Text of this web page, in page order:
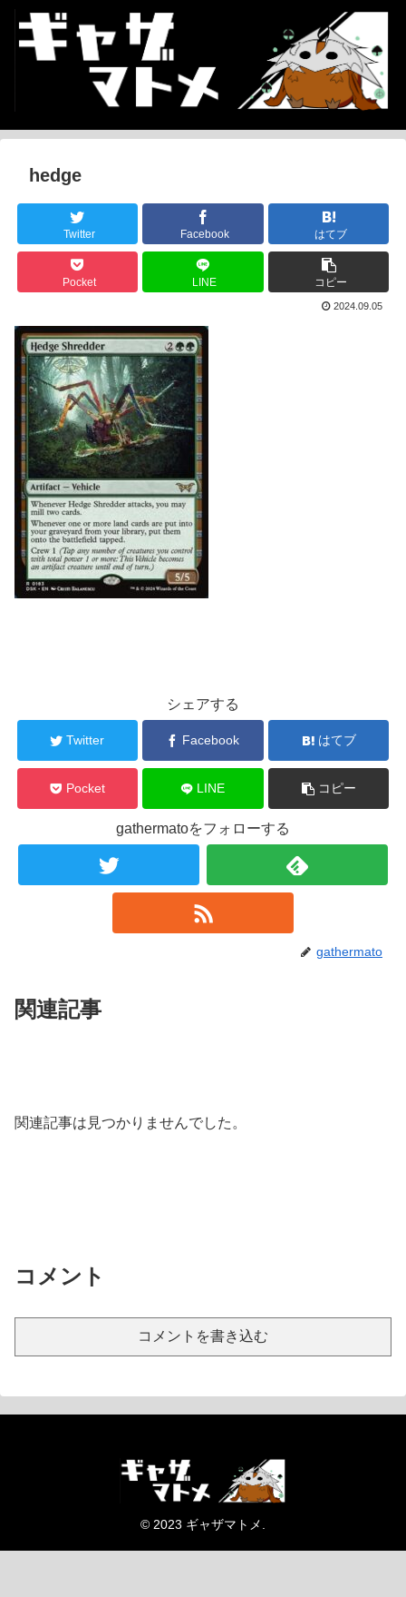
hedge
Twitter Facebook はてブ
Pocket LINE コピー
2024.09.05
シェアする
Twitter Facebook はてブ
Pocket LINE コピー
gathermatoをフォローする
gathermato
関連記事
関連記事は見つかりませんでした。
コメント
コメントを書き込む
© 2023 ギャザマトメ.